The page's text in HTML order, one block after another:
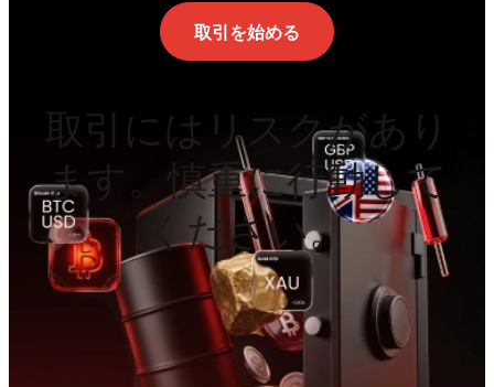
取引を始める
取引にはリスクがあり
ます。慎重に行動して
ください。